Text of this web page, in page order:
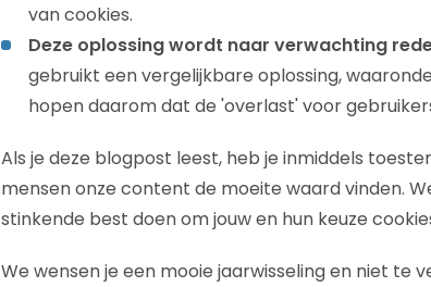
van cookies.
Deze oplossing wordt naar verwachting
gebruikt een vergelijkbare oplossing,
hopen daarom dat de 'overlast' voor
Als je deze blogpost leest, heb je inmiddels
mensen onze content de moeite waard vinden.
stinkende best doen om jouw en hun keuze
We wensen je een mooie jaarwisseling en niet te